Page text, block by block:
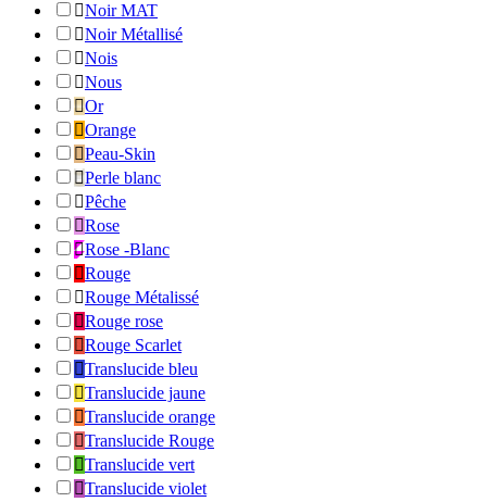
Noir MAT
Noir Métallisé
Nois
Nous
Or
Orange
Peau-Skin
Perle blanc
Pêche
Rose
Rose -Blanc
Rouge
Rouge Métalissé
Rouge rose
Rouge Scarlet
Translucide bleu
Translucide jaune
Translucide orange
Translucide Rouge
Translucide vert
Translucide violet